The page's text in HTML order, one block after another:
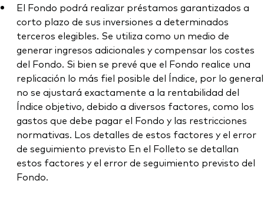
El Fondo podrá realizar préstamos garantizados a
corto plazo de sus inversiones a determinados
terceros elegibles. Se utiliza como un medio de
generar ingresos adicionales y compensar los costes
del Fondo. Si bien se prevé que el Fondo realice una
replicación lo más fiel posible del Índice, por lo general
no se ajustará exactamente a la rentabilidad del
Índice objetivo, debido a diversos factores, como los
gastos que debe pagar el Fondo y las restricciones
normativas. Los detalles de estos factores y el error
de seguimiento previsto En el Folleto se detallan
estos factores y el error de seguimiento previsto del
Fondo.